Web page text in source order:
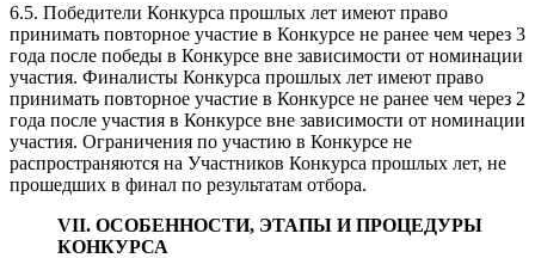
6.5. Победители Конкурса прошлых лет имеют право
принимать повторное участие в Конкурсе не ранее чем через 3
года после победы в Конкурсе вне зависимости от номинации
участия. Финалисты Конкурса прошлых лет имеют право
принимать повторное участие в Конкурсе не ранее чем через 2
года после участия в Конкурсе вне зависимости от номинации
участия. Ограничения по участию в Конкурсе не
распространяются на Участников Конкурса прошлых лет, не
прошедших в финал по результатам отбора.
VII. ОСОБЕННОСТИ, ЭТАПЫ И ПРОЦЕДУРЫ
КОНКУРСА